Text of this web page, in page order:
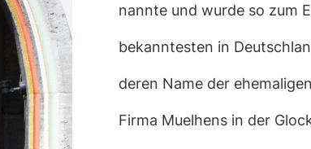
nannte und wurde so zum
bekanntesten in
deren Name der
Firma Muelhens in der